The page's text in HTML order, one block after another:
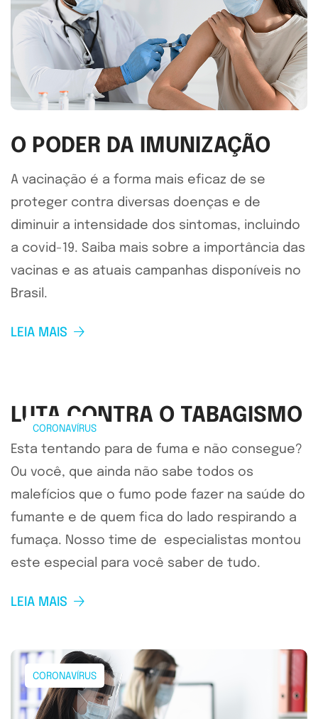
O PODER DA IMUNIZAÇÃO
A vacinação é a forma mais eficaz de se
proteger contra diversas doenças e de
diminuir a intensidade dos sintomas, incluindo
a covid-19. Saiba mais sobre a importância das
vacinas e as atuais campanhas disponíveis no
Brasil.
LEIA MAIS
CORONAVÍRUS
LUTA CONTRA O TABAGISMO
Esta tentando para de fuma e não consegue?
Ou você, que ainda não sabe todos os
malefícios que o fumo pode fazer na saúde do
fumante e de quem fica do lado respirando a
fumaça. Nosso time de especialistas montou
este especial para você saber de tudo.
LEIA MAIS
CORONAVÍRUS